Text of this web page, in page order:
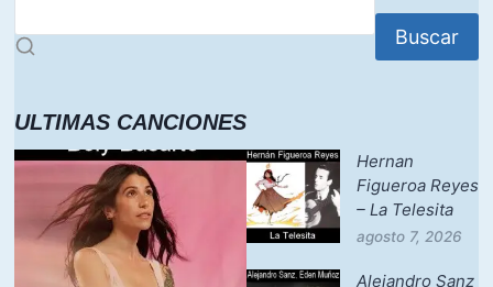
Buscar
ULTIMAS CANCIONES
Hernan
Figueroa Reyes
– La Telesita
agosto 7, 2026
Alejandro Sanz